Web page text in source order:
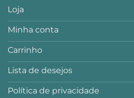
Loja
Minha conta
Carrinho
Lista de desejos
Política de privacidade